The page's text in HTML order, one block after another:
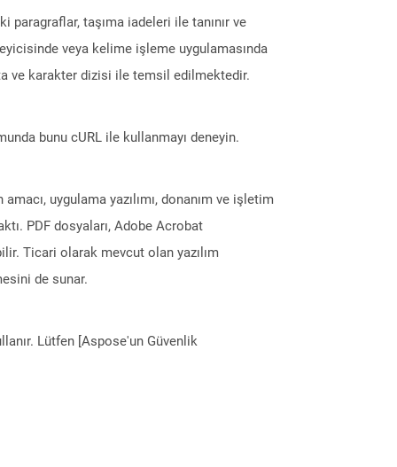
taşıma iadeleri ile tanınır ve
veya kelime işleme uygulamasında
ve karakter dizisi ile temsil edilmektedir.
bunu cURL ile kullanmayı deneyin.
uygulama yazılımı, donanım ve işletim
PDF dosyaları, Adobe Acrobat
Ticari olarak mevcut olan yazılım
de sunar.
Lütfen [Aspose'un Güvenlik